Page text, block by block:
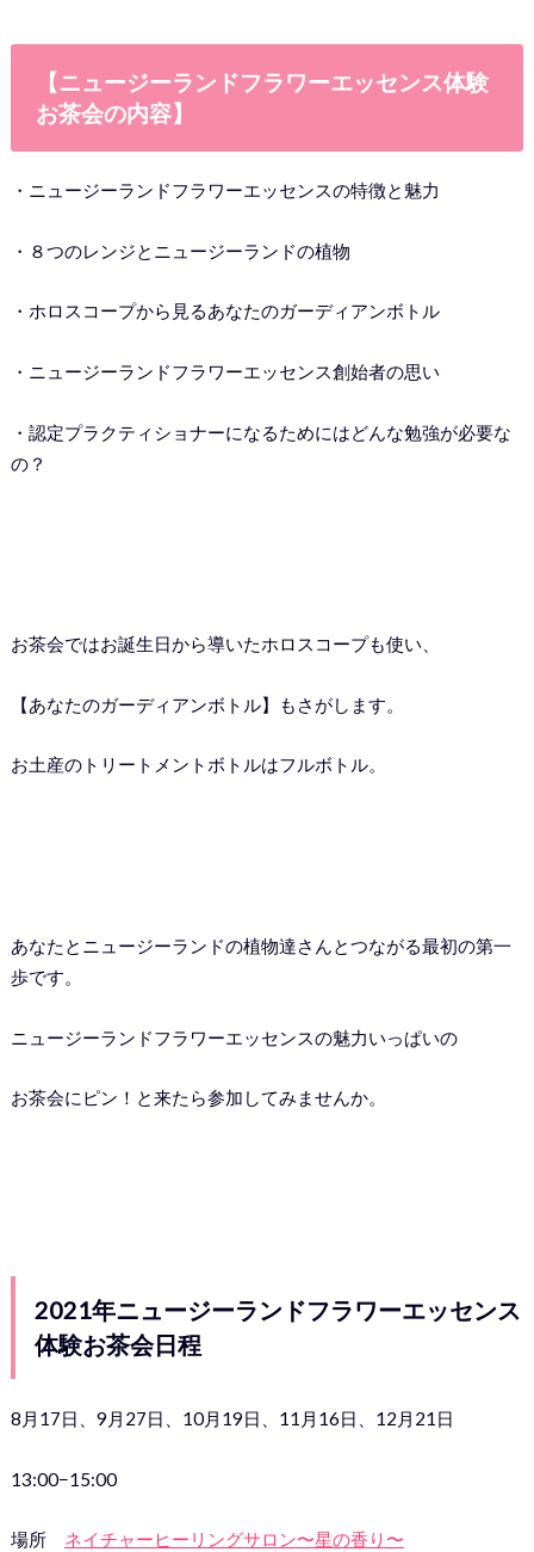
【ニュージーランドフラワーエッセンス体験
お茶会の内容】
・ニュージーランドフラワーエッセンスの特徴と魅力
・８つのレンジとニュージーランドの植物
・ホロスコープから見るあなたのガーディアンボトル
・ニュージーランドフラワーエッセンス創始者の思い
・認定プラクティショナーになるためにはどんな勉強が必要な
の？
お茶会ではお誕生日から導いたホロスコープも使い、
【あなたのガーディアンボトル】もさがします。
お土産のトリートメントボトルはフルボトル。
あなたとニュージーランドの植物達さんとつながる最初の第一
歩です。
ニュージーランドフラワーエッセンスの魅力いっぱいの
お茶会にピン！と来たら参加してみませんか。
2021年ニュージーランドフラワーエッセンス
体験お茶会日程
8月17日、9月27日、10月19日、11月16日、12月21日
13:00−15:00
場所 ネイチャーヒーリングサロン〜星の香り〜